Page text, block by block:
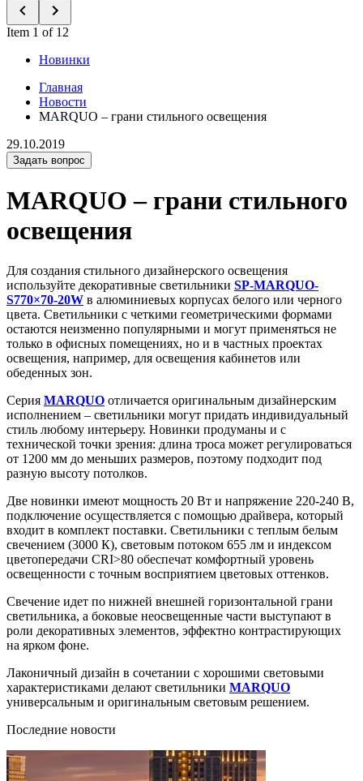
Item 1 of 12
Новинки
Главная
Новости
MARQUO – грани стильного освещения
29.10.2019
Задать вопрос
MARQUO – грани стильного
освещения
Для создания стильного дизайнерского освещения
используйте декоративные светильники SP-MARQUO-
S770×70-20W в алюминиевых корпусах белого или черного
цвета. Светильники с четкими геометрическими формами
остаются неизменно популярными и могут применяться не
только в офисных помещениях, но и в частных проектах
освещения, например, для освещения кабинетов или
обеденных зон.
Серия MARQUO отличается оригинальным дизайнерским
исполнением – светильники могут придать индивидуальный
стиль любому интерьеру. Новинки продуманы и с
технической точки зрения: длина троса может регулироваться
от 1200 мм до меньших размеров, поэтому подходит под
разную высоту потолков.
Две новинки имеют мощность 20 Вт и напряжение 220-240 В,
подключение осуществляется с помощью драйвера, который
входит в комплект поставки. Светильники с теплым белым
свечением (3000 К), световым потоком 655 лм и индексом
цветопередачи CRI>80 обеспечат комфортный уровень
освещенности с точным восприятием цветовых оттенков.
Свечение идет по нижней внешней горизонтальной грани
светильника, а боковые неосвещенные части выступают в
роли декоративных элементов, эффектно контрастирующих
на ярком фоне.
Лаконичный дизайн в сочетании с хорошими световыми
характеристиками делают светильники MARQUO
универсальным и оригинальным световым решением.
Последние новости